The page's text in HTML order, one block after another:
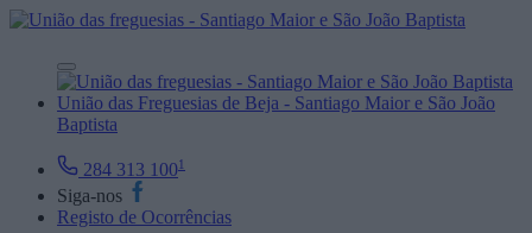
União das Freguesias de Beja - Santiago Maior e São João
Baptista
284 313 1001
Siga-nos
Registo de Ocorrências